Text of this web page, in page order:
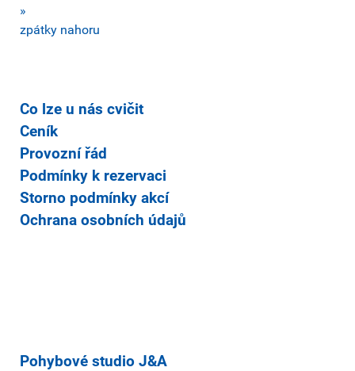
»
zpátky nahoru
Co lze u nás cvičit
Ceník
Provozní řád
Podmínky k rezervaci
Storno podmínky akcí
Ochrana osobních údajů
Pohybové studio J&A